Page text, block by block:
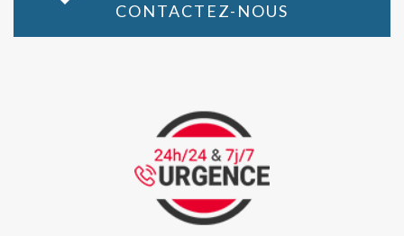
CONTACTEZ-NOUS